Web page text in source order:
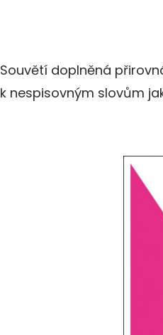
Souvětí doplněná
k nespisovným slovům